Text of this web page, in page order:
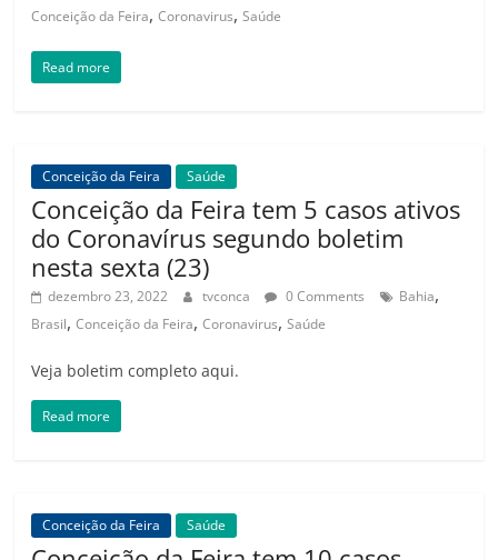
Conceição da Feira,Coronavirus,Saúde
Read more
Conceição da Feira Saúde
Conceição da Feira tem 5 casos ativos
do Coronavírus segundo boletim
nesta sexta (23)
dezembro 23, 2022 tvconca 0 Comments Bahia,
Brasil,Conceição da Feira,Coronavirus,Saúde
Veja boletim completo aqui.
Read more
Conceição da Feira Saúde